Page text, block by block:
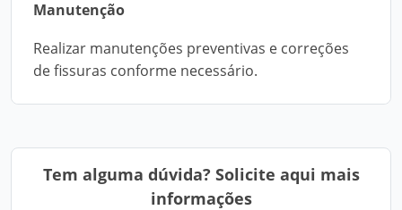
Manutenção
Realizar manutenções preventivas e correções
de fissuras conforme necessário.
Tem alguma dúvida? Solicite aqui mais
informações